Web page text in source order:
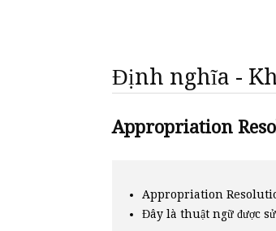
Định nghĩa -
Appropriation
Appropriation
Đây là thuật ngữ được